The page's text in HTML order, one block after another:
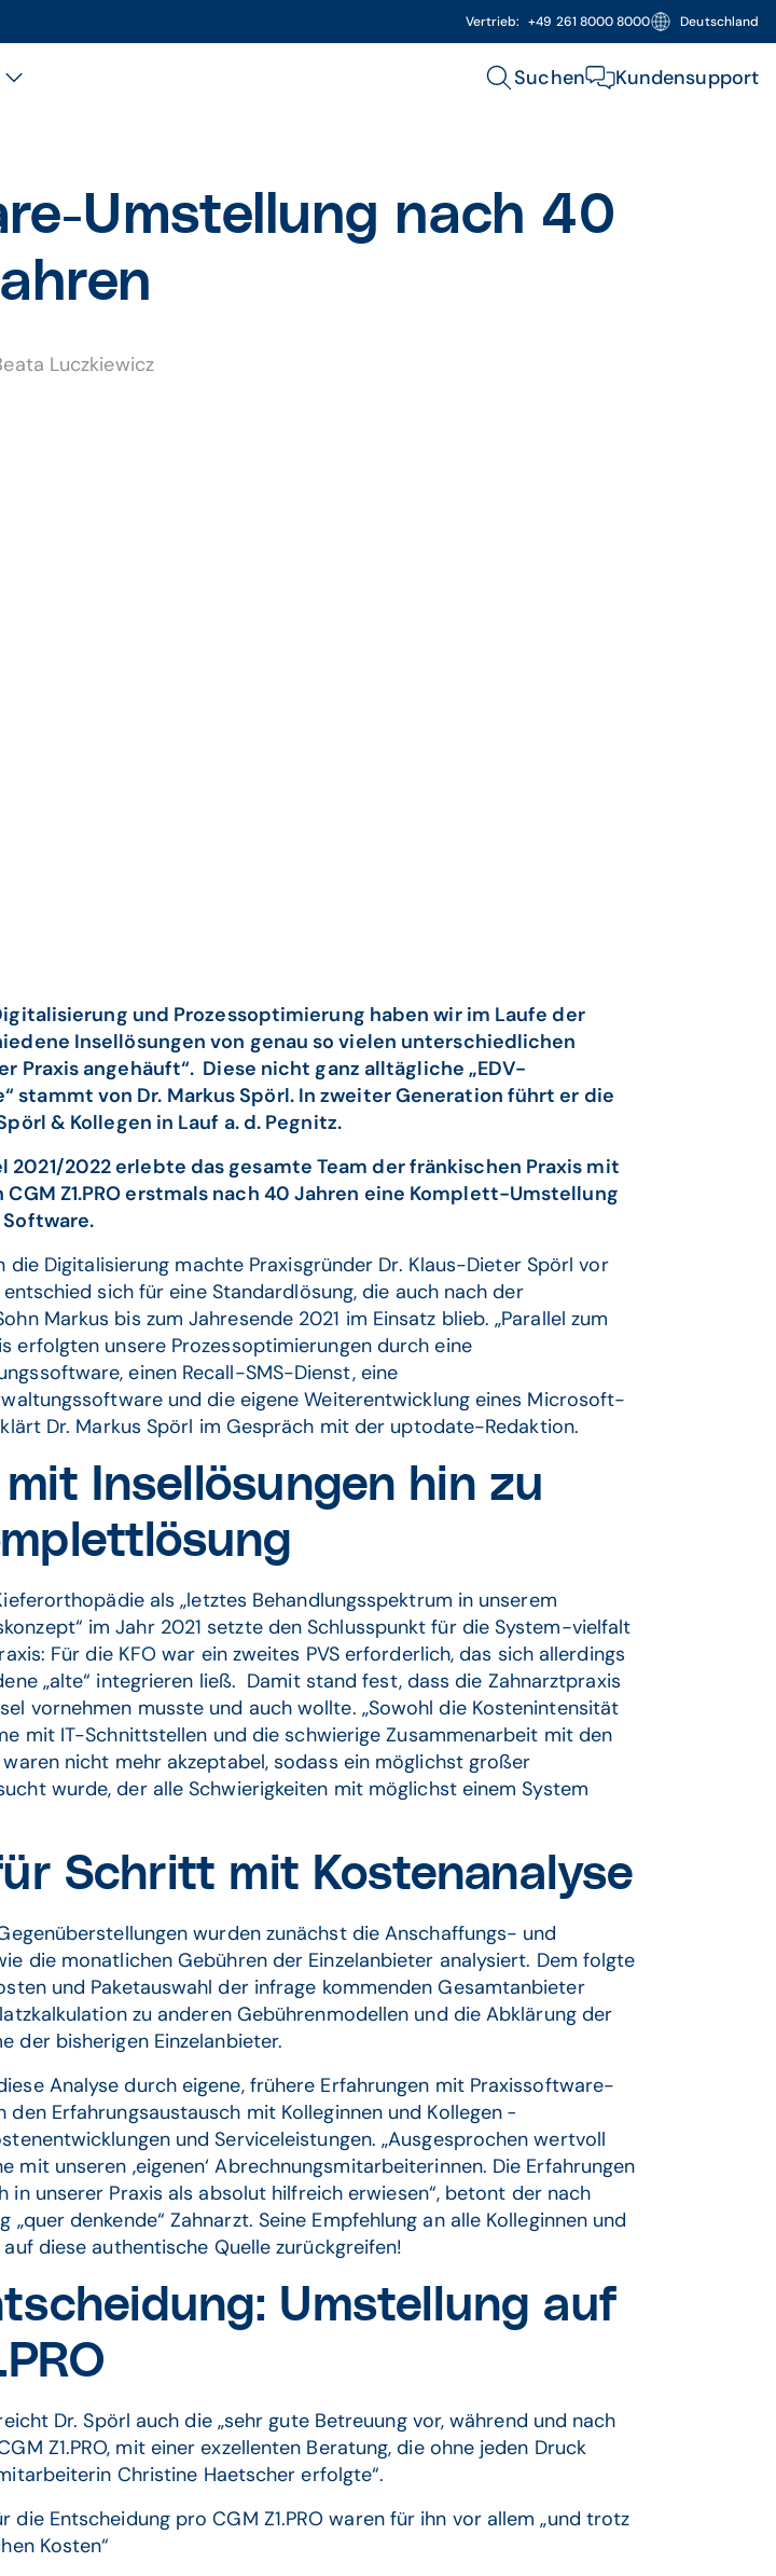
Vertrieb: +49 261 8000 8000 Deutschland
Suchen Kundensupport
Umstellung nach 40
Luczkiewicz
und Prozessoptimierung haben wir im Laufe der
Insellösungen von genau so vielen unterschiedlichen
Praxis angehäuft“. Diese nicht ganz alltägliche „EDV-
stammt von Dr. Markus Spörl. In zweiter Generation führt er die
& Kollegen in Lauf a. d. Pegnitz.
2021/2022 erlebte das gesamte Team der fränkischen Praxis mit
Z1.PRO erstmals nach 40 Jahren eine Komplett-Umstellung
die Digitalisierung machte Praxisgründer Dr. Klaus-Dieter Spörl vor
sich für eine Standardlösung, die auch nach der
Markus bis zum Jahresende 2021 im Einsatz blieb. „Parallel zum
erfolgten unsere Prozessoptimierungen durch eine
einen Recall-SMS-Dienst, eine
und die eigene Weiterentwicklung eines Microsoft-
Dr. Markus Spörl im Gespräch mit der uptodate-Redaktion.
Insellösungen hin zu
als „letztes Behandlungsspektrum in unserem
im Jahr 2021 setzte den Schlusspunkt für die System-vielfalt
Für die KFO war ein zweites PVS erforderlich, das sich allerdings
„alte“ integrieren ließ. Damit stand fest, dass die Zahnarztpraxis
vornehmen musste und auch wollte. „Sowohl die Kostenintensität
mit IT-Schnittstellen und die schwierige Zusammenarbeit mit den
nicht mehr akzeptabel, sodass ein möglichst großer
wurde, der alle Schwierigkeiten mit möglichst einem System
Schritt mit Kostenanalyse
wurden zunächst die Anschaffungs- und
die monatlichen Gebühren der Einzelanbieter analysiert. Dem folgte
und Paketauswahl der infrage kommenden Gesamtanbieter
zu anderen Gebührenmodellen und die Abklärung der
der bisherigen Einzelanbieter.
Analyse durch eigene, frühere Erfahrungen mit Praxissoftware-
den Erfahrungsaustausch mit Kolleginnen und Kollegen
und Serviceleistungen. „Ausgesprochen wertvoll
mit unseren ‚eigenen‘ Abrechnungsmitarbeiterinnen. Die Erfahrungen
in unserer Praxis als absolut hilfreich erwiesen“, betont der nach
„quer denkende“ Zahnarzt. Seine Empfehlung an alle Kolleginnen und
diese authentische Quelle zurückgreifen!
Umstellung auf
Dr. Spörl auch die „sehr gute Betreuung vor, während und nach
Z1.PRO, mit einer exzellenten Beratung, die ohne jeden Druck
Christine Haetscher erfolgte“.
die Entscheidung pro CGM Z1.PRO waren für ihn vor allem „und trotz
Kosten“